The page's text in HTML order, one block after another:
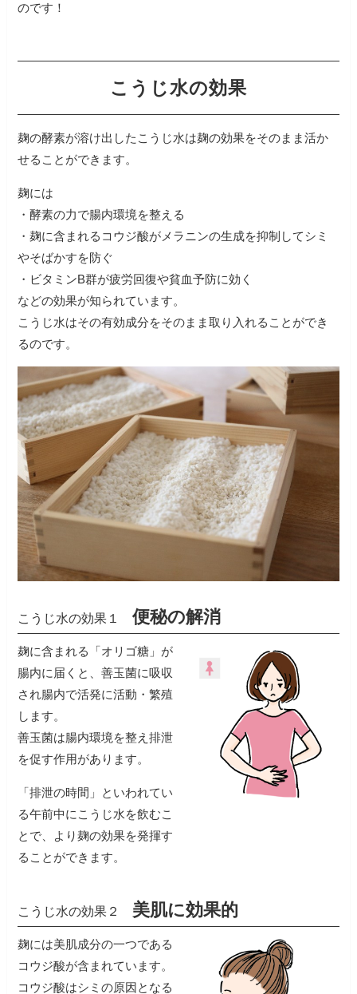
のです！
こうじ水の効果
麹の酵素が溶け出したこうじ水は麹の効果をそのまま活か
せることができます。
麹には
・酵素の力で腸内環境を整える
・麹に含まれるコウジ酸がメラニンの生成を抑制してシミ
やそばかすを防ぐ
・ビタミンB群が疲労回復や貧血予防に効く
などの効果が知られています。
こうじ水はその有効成分をそのまま取り入れることができ
るのです。
こうじ水の効果１便秘の解消
麹に含まれる「オリゴ糖」が
腸内に届くと、善玉菌に吸収
され腸内で活発に活動・繁殖
します。
善玉菌は腸内環境を整え排泄
を促す作用があります。
「排泄の時間」といわれてい
る午前中にこうじ水を飲むこ
とで、より麹の効果を発揮す
こうじ水の効果２ 美肌に効果的
麹には美肌成分の一つである
コウジ酸が含まれています。
コウジ酸はシミの原因となる